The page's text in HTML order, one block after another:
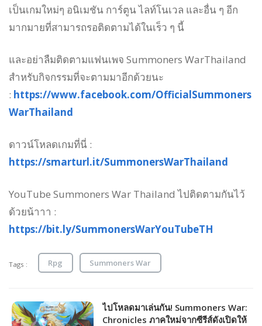
เป็นเกมใหม่ๆ อนิเมชัน การ์ตูน ไลท์โนเวล และอื่น ๆ อีก
มากมายที่สามารถรอติดตามได้ในเร็ว ๆ นี้
และอย่าลืมติดตามแฟนเพจ Summoners WarThailand
สำหรับกิจกรรมที่จะตามมาอีกด้วยนะ
: https://www.facebook.com/OfficialSummoners
WarThailand
ดาวน์โหลดเกมที่นี่ :
https://smarturl.it/SummonersWarThailand
YouTube Summoners War Thailand ไปติดตามกันไว้
ด้วยน้าาา :
https://bit.ly/SummonersWarYouTubeTH
Tags : Rpg Summoners War
ไปโหลดมาเล่นกัน! Summoners War:
Chronicles ภาคใหม่จากซีรีส์ดังเปิดให้